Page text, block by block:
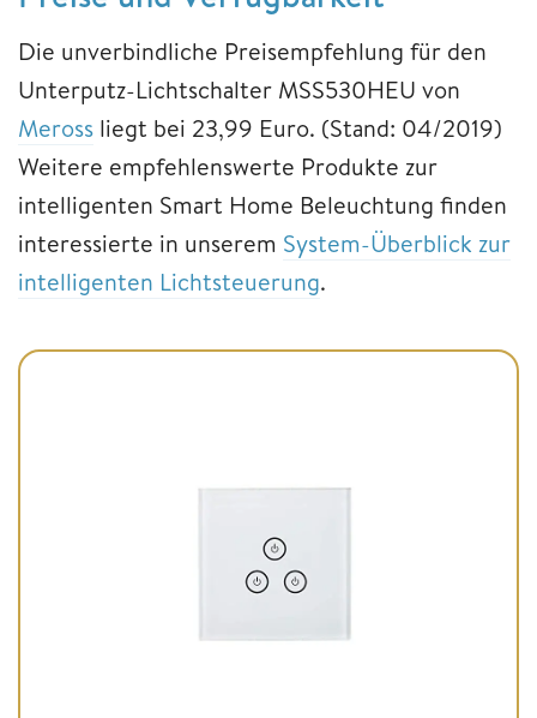
Die unverbindliche Preisempfehlung für den
Unterputz-Lichtschalter MSS530HEU von
Meross liegt bei 23,99 Euro. (Stand: 04/2019)
Weitere empfehlenswerte Produkte zur
intelligenten Smart Home Beleuchtung finden
interessierte in unserem System-Überblick zur
intelligenten Lichtsteuerung.